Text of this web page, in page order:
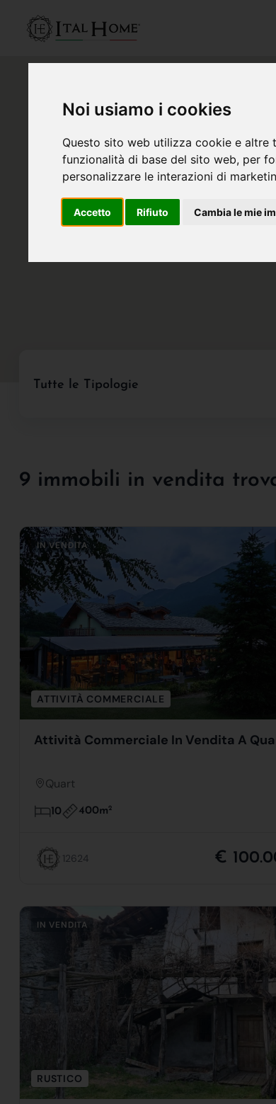
Noi usiamo i cookies
Questo sito web utilizza cookie e altre
funzionalità di base del sito web, per
personalizzare le interazioni di
Accetto Rifiuto Cambia le mie
Tutte le Tipologie
9 immobili in vendita
IN VENDITA
ATTIVITÀ COMMERCIALE
Attività Commerciale In Vendita A
Quart
10 400m2
12624 €
IN VENDITA
RUSTICO